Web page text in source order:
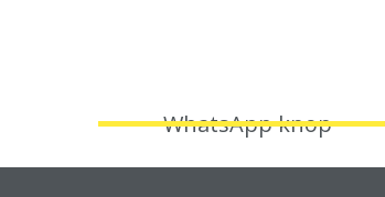
WhatsApp knop